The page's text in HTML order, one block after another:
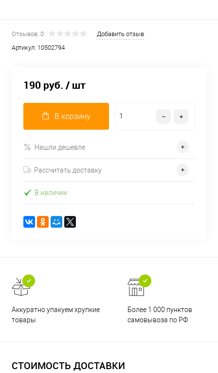
Отзывов: 0
Добавить отзыв
Артикул: 10502794
190 руб. / шт
В корзину
Нашли дешевле
Рассчитать доставку
В наличии
Аккуратно упакуем хрупкие
товары
Более 1 000 пунктов
самовывоза по РФ
СТОИМОСТЬ ДОСТАВКИ